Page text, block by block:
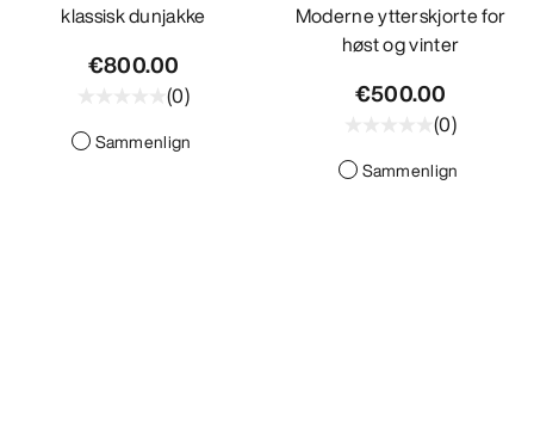
klassisk dunjakke
€800.00
(0)
Sammenlign
Moderne ytterskjorte for
høst og vinter
€500.00
(0)
Sammenlign